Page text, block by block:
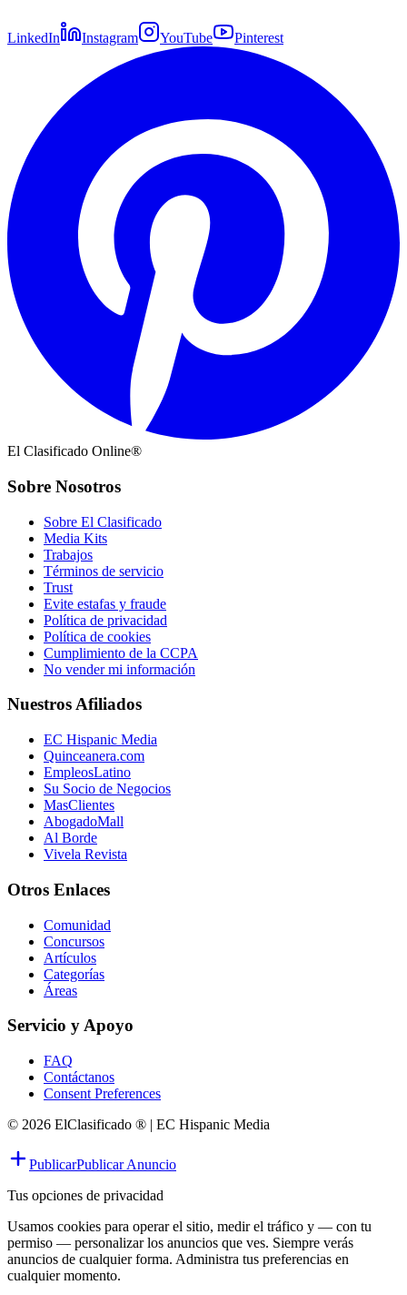
LinkedIn Instagram YouTube Pinterest
El Clasificado Online®
Sobre Nosotros
Sobre El Clasificado
Media Kits
Trabajos
Términos de servicio
Trust
Evite estafas y fraude
Política de privacidad
Política de cookies
Cumplimiento de la CCPA
No vender mi información
Nuestros Afiliados
EC Hispanic Media
Quinceanera.com
EmpleosLatino
Su Socio de Negocios
MasClientes
AbogadoMall
Al Borde
Vivela Revista
Otros Enlaces
Comunidad
Concursos
Artículos
Categorías
Áreas
Servicio y Apoyo
FAQ
Contáctanos
Consent Preferences
© 2026 ElClasificado ® | EC Hispanic Media
PublicarPublicar Anuncio
Tus opciones de privacidad
Usamos cookies para operar el sitio, medir el tráfico y — con tu
permiso — personalizar los anuncios que ves. Siempre verás
anuncios de cualquier forma. Administra tus preferencias en
cualquier momento.